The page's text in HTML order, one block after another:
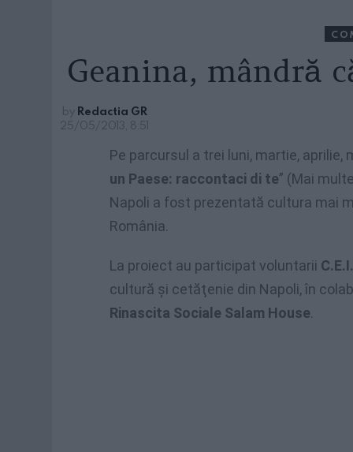
Geanina, mândră
by Redactia GR
25/05/2013, 8:51
Pe parcursul a trei luni, martie, aprilie,
un Paese: raccontaci di te” (Mai
Napoli a fost prezentată cultura mai
România.
La proiect au participat voluntarii
cultură şi cetăţenie din Napoli, în
Rinascita Sociale Salam House.